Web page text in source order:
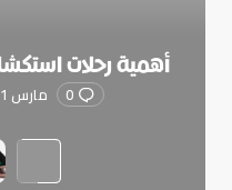
أهمية رحلات
0 مارس 1, 2021